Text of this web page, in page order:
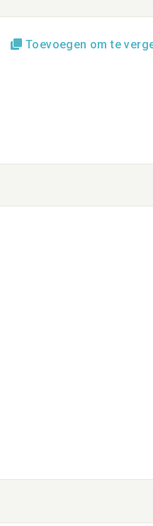
Toevoegen om te